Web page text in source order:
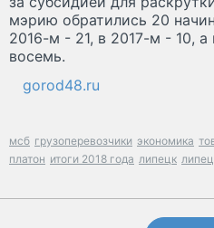
мэрию обратились 20
2016-м - 21, в 2017-м - 10,
восемь.
gorod48.ru
мсб грузоперевозчики экономика
платон итоги 2018 года липецк